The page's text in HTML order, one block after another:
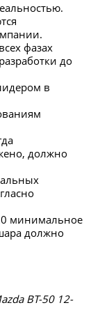
фазах
до
в
должно
минимальное
должно
BT-50 12-